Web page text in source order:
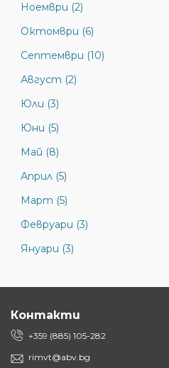
Ноември (2)
Октомври (6)
Септември (10)
Август (2)
Юли (3)
Юни (5)
Май (8)
Април (5)
Март (5)
Февруари (3)
Януари (3)
Контакти
+359 (885) 105-282
rimvt@abv.bg